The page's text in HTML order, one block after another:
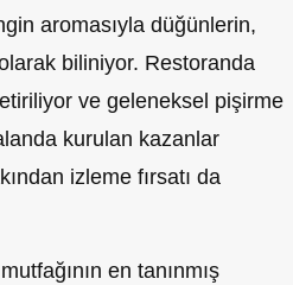
aromasıyla düğünlerin,
biliniyor. Restoranda
ve geleneksel pişirme
kurulan kazanlar
izleme fırsatı da
en tanınmış